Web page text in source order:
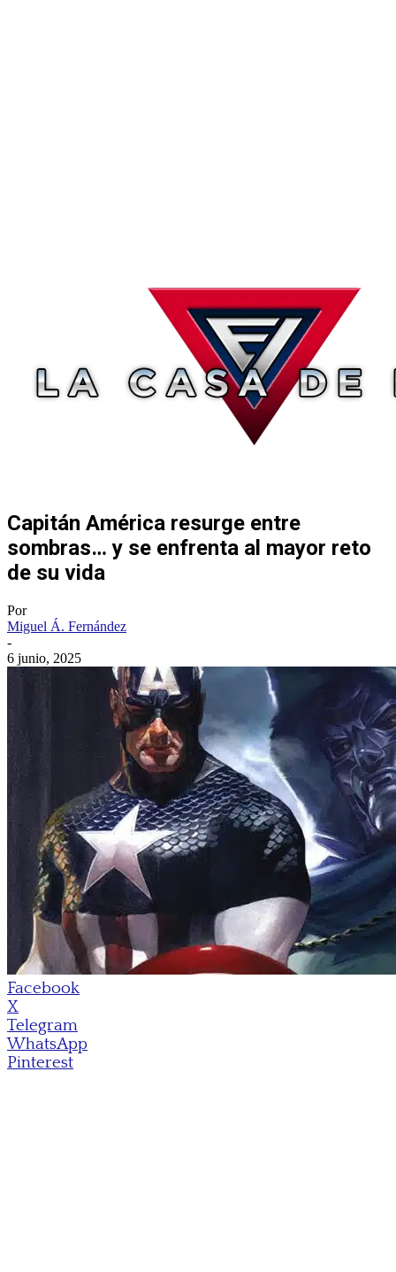
Capitán América resurge entre
sombras… y se enfrenta al mayor reto
de su vida
Por
Miguel Á. Fernández
-
6 junio, 2025
Facebook
X
Telegram
WhatsApp
Pinterest